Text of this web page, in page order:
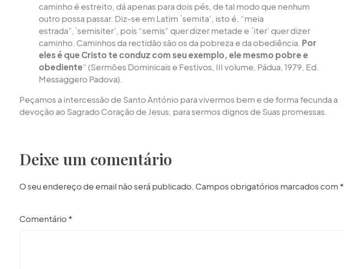
caminho é estreito, dá apenas para dois pés, de tal modo que nenhum
outro possa passar. Diz-se em Latim `semita’, isto é, “meia
estrada”,`semisiter’, pois “semis” quer dizer metade e `iter’ quer dizer
caminho. Caminhos da rectidão são os da pobreza e da obediência. Por
eles é que Cristo te conduz com seu exemplo, ele mesmo pobre e
obediente” (Sermões Dominicais e Festivos, III volume, Pádua, 1979, Ed.
Messaggero Padova).
Peçamos a intercessão de Santo António para vivermos bem e de forma fecunda a
devoção ao Sagrado Coração de Jesus, para sermos dignos de Suas promessas.
Deixe um comentário
O seu endereço de email não será publicado. Campos obrigatórios marcados com *
Comentário *